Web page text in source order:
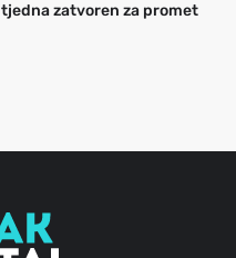
tjedna zatvoren za promet